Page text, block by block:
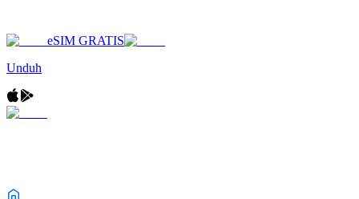
eSIM GRATIS
Unduh